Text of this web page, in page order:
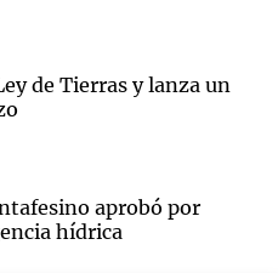
de Tierras y lanza un
aprobó por
hídrica